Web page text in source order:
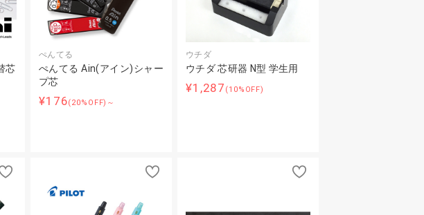
芯
ぺんてる
ぺんてる Ain(アイン)シャー
プ芯
¥176(20%OFF)～
ウチダ
ウチダ 芯研器 N型 学生用
¥1,287 (10%OFF)